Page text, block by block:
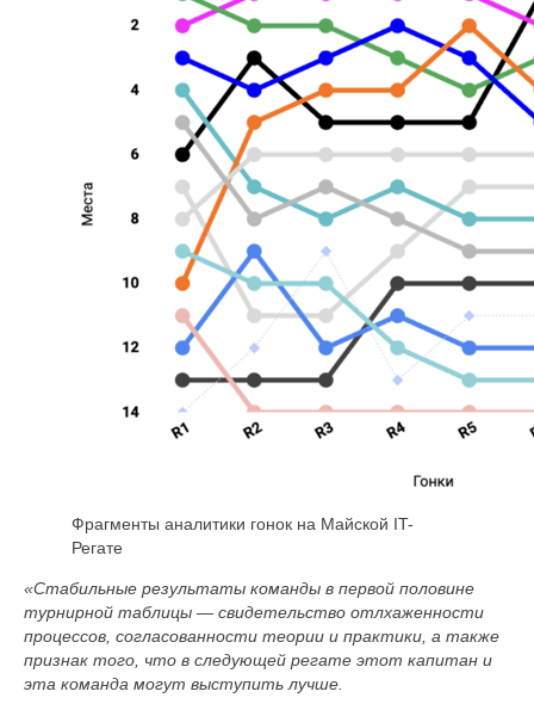
Фрагменты аналитики гонок на Майской IT-
Регате
«Стабильные результаты команды в первой половине
турнирной таблицы — свидетельство отлxаженности
процессов, согласованности теории и практики, а также
признак того, что в следующей регате этот капитан и
эта команда могут выступить лучше.